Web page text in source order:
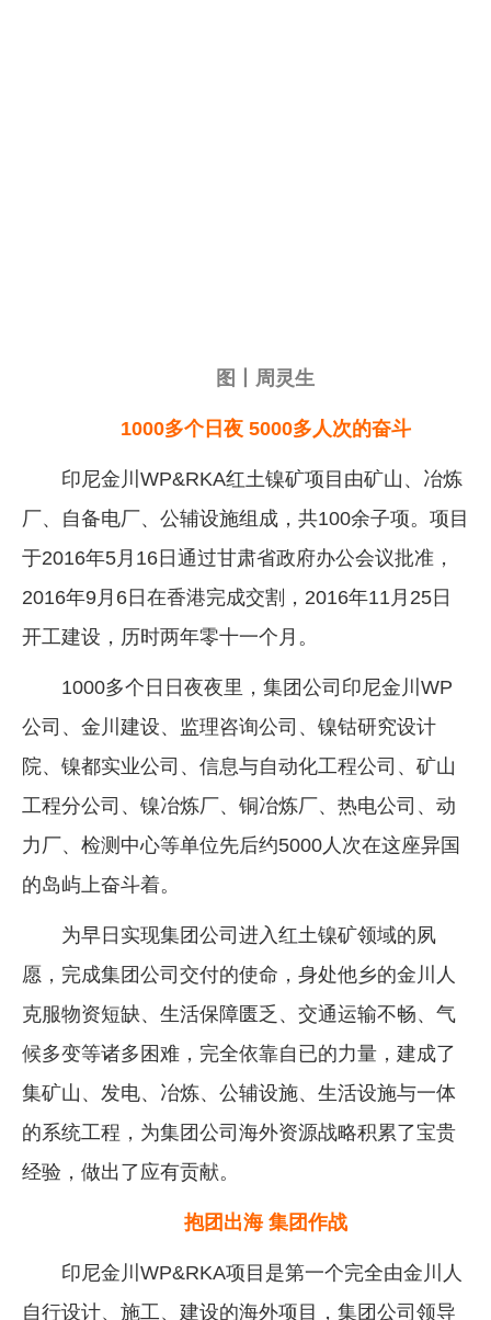
图丨周灵生
1000多个日夜 5000多人次的奋斗
印尼金川WP&RKA红土镍矿项目由矿山、冶炼
厂、自备电厂、公辅设施组成，共100余子项。项目
于2016年5月16日通过甘肃省政府办公会议批准，
2016年9月6日在香港完成交割，2016年11月25日
开工建设，历时两年零十一个月。
1000多个日日夜夜里，集团公司印尼金川WP
公司、金川建设、监理咨询公司、镍钴研究设计
院、镍都实业公司、信息与自动化工程公司、矿山
工程分公司、镍冶炼厂、铜冶炼厂、热电公司、动
力厂、检测中心等单位先后约5000人次在这座异国
的岛屿上奋斗着。
为早日实现集团公司进入红土镍矿领域的夙
愿，完成集团公司交付的使命，身处他乡的金川人
克服物资短缺、生活保障匮乏、交通运输不畅、气
候多变等诸多困难，完全依靠自已的力量，建成了
集矿山、发电、冶炼、公辅设施、生活设施与一体
的系统工程，为集团公司海外资源战略积累了宝贵
经验，做出了应有贡献。
抱团出海 集团作战
印尼金川WP&RKA项目是第一个完全由金川人
自行设计、施工、建设的海外项目，集团公司领导